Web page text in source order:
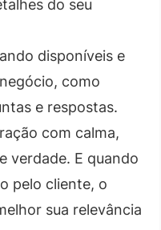
do seu
disponíveis e
como
e respostas.
com calma,
verdade. E quando
pelo cliente, o
sua relevância